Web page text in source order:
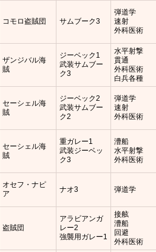
コモロ盗賊団 サムブーク3
弾道学
速射
外科医術
ザンジバル海
賊
ジーベック1
武装サムブー
ク3
水平射撃
貫通
外科医術
白兵各種
セーシェル海
賊
ジーベック2
武装サムブー
ク2
弾道学
速射
外科医術
セーシェル海
賊
重ガレー1
武装ジーベッ
ク3
漕船
水平射撃
外科医術
オセフ・ナピ
ア
ナオ3 弾道学
盗賊団
アラビアンガ
レー2
強襲用ガレー1
接舷
漕船
回避
外科医術